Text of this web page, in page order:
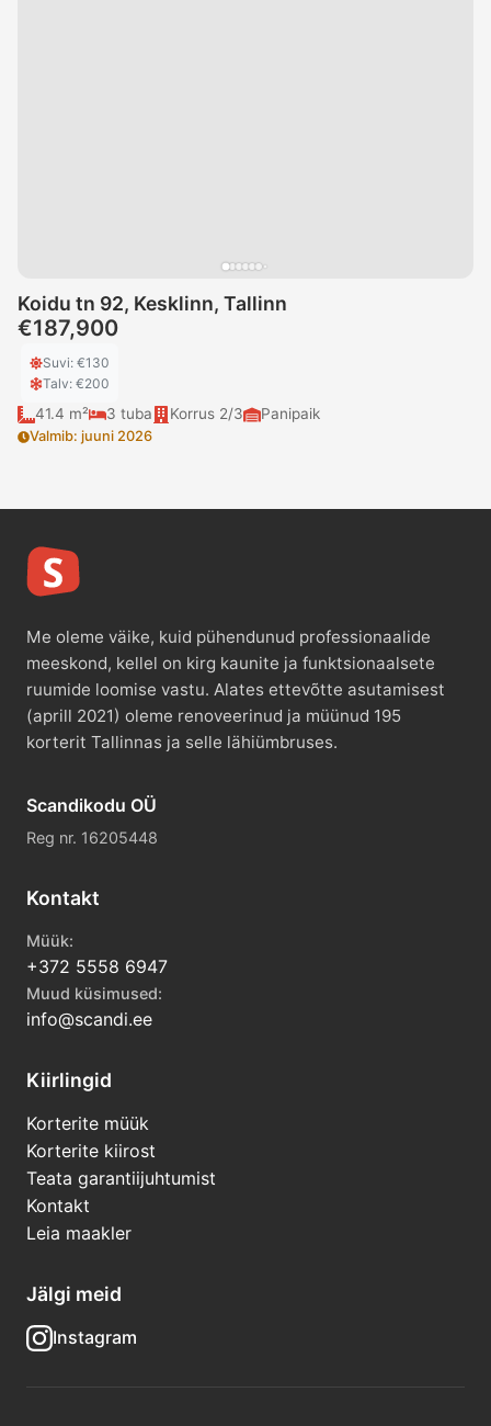
Koidu tn 92, Kesklinn, Tallinn
€187,900
Suvi: €130
Talv: €200
41.4 m² 3 tuba Korrus 2/3 Panipaik
Valmib: juuni 2026
Me oleme väike, kuid pühendunud professionaalide
meeskond, kellel on kirg kaunite ja funktsionaalsete
ruumide loomise vastu. Alates ettevõtte asutamisest
(aprill 2021) oleme renoveerinud ja müünud 195
korterit Tallinnas ja selle lähiümbruses.
Scandikodu OÜ
Reg nr. 16205448
Kontakt
Müük:
+372 5558 6947
Muud küsimused:
info@scandi.ee
Kiirlingid
Korterite müük
Korterite kiirost
Teata garantiijuhtumist
Kontakt
Leia maakler
Jälgi meid
Instagram